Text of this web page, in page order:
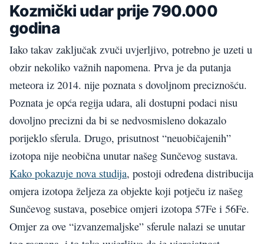
Kozmički udar prije 790.000
godina
Iako takav zaključak zvuči uvjerljivo, potrebno je uzeti u
obzir nekoliko važnih napomena. Prva je da putanja
meteora iz 2014. nije poznata s dovoljnom preciznošću.
Poznata je opća regija udara, ali dostupni podaci nisu
dovoljno precizni da bi se nedvosmisleno dokazalo
porijeklo sferula. Drugo, prisutnost “neuobičajenih”
izotopa nije neobična unutar našeg Sunčevog sustava.
Kako pokazuje nova studija, postoji određena distribucija
omjera izotopa željeza za objekte koji potječu iz našeg
Sunčevog sustava, posebice omjeri izotopa 57Fe i 56Fe.
Omjer za ove “izvanzemaljske” sferule nalazi se unutar